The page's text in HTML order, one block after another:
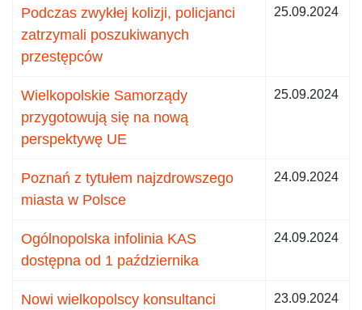
Podczas zwykłej kolizji, policjanci
zatrzymali poszukiwanych
przestępców
25.09.2024
Wielkopolskie Samorządy
przygotowują się na nową
perspektywę UE
25.09.2024
Poznań z tytułem najzdrowszego
miasta w Polsce
24.09.2024
Ogólnopolska infolinia KAS
dostępna od 1 października
24.09.2024
Nowi wielkopolscy konsultanci
23.09.2024